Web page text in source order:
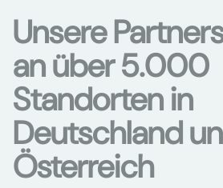
Unsere
an über 5.000
Standorten in
Deutschland
Österreich